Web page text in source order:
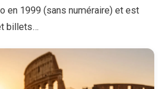
en 1999 (sans numéraire) et est
billets…